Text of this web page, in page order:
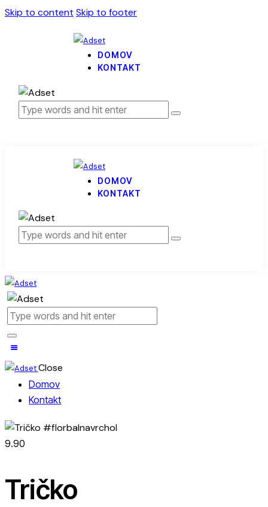
Skip to content Skip to footer
DOMOV
KONTAKT
DOMOV
KONTAKT
Close
Domov
Kontakt
9.90
Tričko